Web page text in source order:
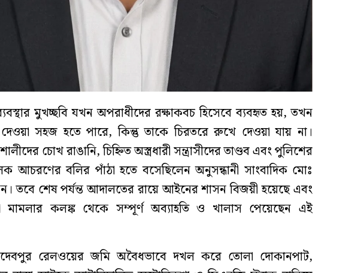
মুখচ্ছবি যখন অপরাধীদের রক্ষাকবচ হিসেবে ব্যবহৃত হয়, তখন
সহজ হতে পারে, কিন্তু তাকে চিরতরে রুখে দেওয়া যায় না।
চোখ রাঙানি, চিহ্নিত অস্ত্রধারী সন্ত্রাসীদের তাণ্ডব এবং পুলিশের
আচরণের বলির পাঁঠা হতে বসেছিলেন অনুসন্ধানী সাংবাদিক মোঃ
তবে শেষ পর্যন্ত আদালতের রায়ে আইনের শাসন বিজয়ী হয়েছে এবং
মামলার কলঙ্ক থেকে সম্পূর্ণ অব্যাহতি ও খালাস পেয়েছেন এই
রেলওয়ের জমি অবৈধভাবে দখল করে তোলা দোকানপাট,